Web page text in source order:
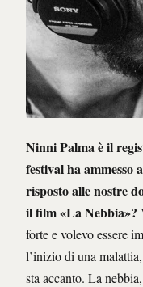
Ninni Palma è il
festival ha ammesso
risposto alle nostre
il film «La Nebbia»?
forte e volevo essere
l’inizio di una
sta accanto. La